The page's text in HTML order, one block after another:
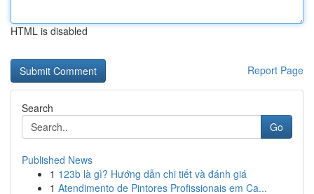
HTML is disabled
Report Page
Search
Go
Published News
1 123b là gì? Hướng dẫn chi tiết và đánh giá
1 Atendimento de Pintores Profissionais em Ca...